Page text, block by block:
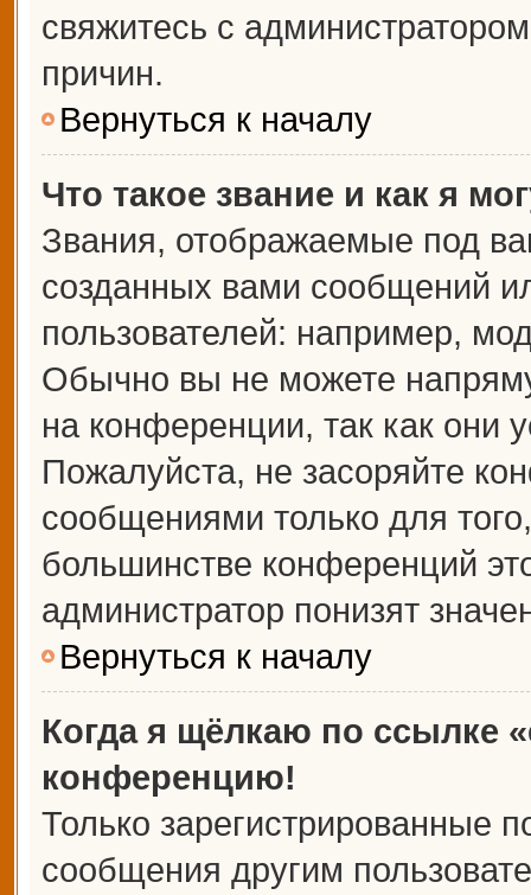
свяжитесь с
причин.
Вернуться к началу
Что такое звание и как я
Звания, отображаемые под
созданных вами сообщений
пользователей: например,
Обычно вы не можете
на конференции, так как они
Пожалуйста, не засоряйте
сообщениями только для
большинстве конференций
администратор понизят
Вернуться к началу
Когда я щёлкаю по ссылке
конференцию!
Только зарегистрированные
сообщения другим